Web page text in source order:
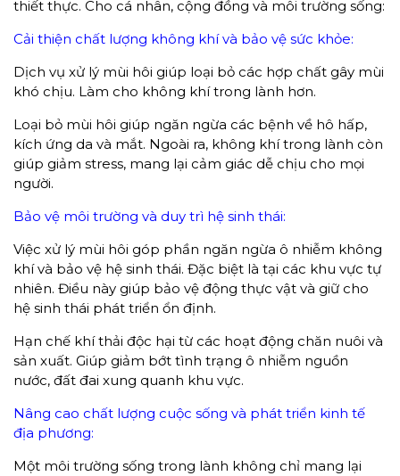
thiết thực. Cho cá nhân, cộng đồng và môi trường sống:
Cải thiện chất lượng không khí và bảo vệ sức khỏe:
Dịch vụ xử lý mùi hôi giúp loại bỏ các hợp chất gây mùi
khó chịu. Làm cho không khí trong lành hơn.
Loại bỏ mùi hôi giúp ngăn ngừa các bệnh về hô hấp,
kích ứng da và mắt. Ngoài ra, không khí trong lành còn
giúp giảm stress, mang lại cảm giác dễ chịu cho mọi
người.
Bảo vệ môi trường và duy trì hệ sinh thái:
Việc xử lý mùi hôi góp phần ngăn ngừa ô nhiễm không
khí và bảo vệ hệ sinh thái. Đặc biệt là tại các khu vực tự
nhiên. Điều này giúp bảo vệ động thực vật và giữ cho
hệ sinh thái phát triển ổn định.
Hạn chế khí thải độc hại từ các hoạt động chăn nuôi và
sản xuất. Giúp giảm bớt tình trạng ô nhiễm nguồn
nước, đất đai xung quanh khu vực.
Nâng cao chất lượng cuộc sống và phát triển kinh tế
địa phương:
Một môi trường sống trong lành không chỉ mang lại